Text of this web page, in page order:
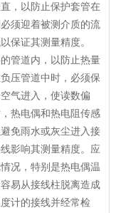
，以防止保护套管在
须迎着被测介质的流
保证其测量精度。
管道内，以防止热量
压管道中时，必须保
气进入，使读数偏
热电偶和热电阻传感
免雨水或灰尘进入接
影响其测量精度。应
况，特别是热电偶温
易从接线柱脱离造成
计的接线并经常检